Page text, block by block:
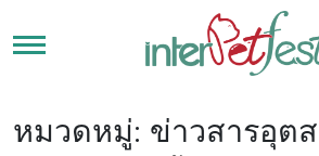
หมวดหมู่: ข่าวสารอุต